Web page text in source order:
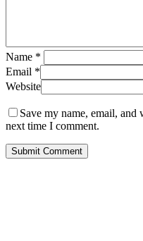
Name *
Email *
Website
Save my name, email,
next time I comment.